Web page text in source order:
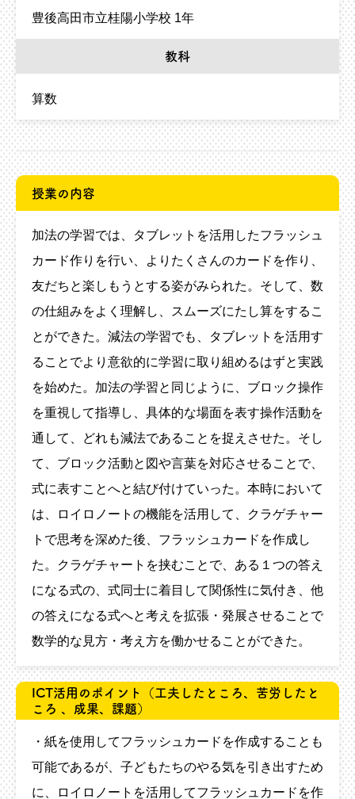
豊後高田市立桂陽小学校 1年
教科
算数
授業の内容
加法の学習では、タブレットを活用したフラッシュ
カード作りを行い、よりたくさんのカードを作り、
友だちと楽しもうとする姿がみられた。そして、数
の仕組みをよく理解し、スムーズにたし算をするこ
とができた。減法の学習でも、タブレットを活用す
ることでより意欲的に学習に取り組めるはずと実践
を始めた。加法の学習と同じように、ブロック操作
を重視して指導し、具体的な場面を表す操作活動を
通して、どれも減法であることを捉えさせた。そし
て、ブロック活動と図や言葉を対応させることで、
式に表すことへと結び付けていった。本時において
は、ロイロノートの機能を活用して、クラゲチャー
トで思考を深めた後、フラッシュカードを作成し
た。クラゲチャートを挟むことで、ある１つの答え
になる式の、式同士に着目して関係性に気付き、他
の答えになる式へと考えを拡張・発展させることで
数学的な見方・考え方を働かせることができた。
ICT活用のポイント
（工夫したところ、苦労したと
ころ 、成果、課題）
・紙を使用してフラッシュカードを作成することも
可能であるが、子どもたちのやる気を引き出すため
に、ロイロノートを活用してフラッシュカードを作